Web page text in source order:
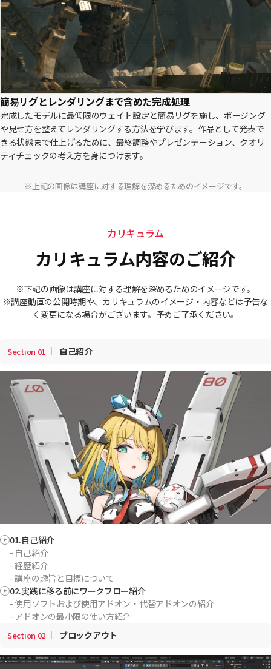
簡易リグとレンダリングまで含めた完成処理
完成したモデルに最低限のウェイト設定と簡易リグを施し、ポージング
や見せ方を整えてレンダリングする方法を学びます。作品として発表で
きる状態まで仕上げるために、最終調整やプレゼンテーション、クオリ
ティチェックの考え方を身につけます。
※上記の画像は講座に対する理解を深めるためのイメージです。
カリキュラム
カリキュラム内容のご紹介
※下記の画像は講座に対する理解を深めるためのイメージです。
※講座動画の公開時期や、カリキュラムのイメージ・内容などは予告な
く変更になる場合がございます。予めご了承ください。
Section 01 自己紹介
01.自己紹介
- 自己紹介
- 経歴紹介
- 講座の趣旨と目標について
02.実践に移る前にワークフロー紹介
- 使用ソフトおよび使用アドオン・代替アドオンの紹介
- アドオンの最小限の使い方紹介
Section 02 ブロックアウト